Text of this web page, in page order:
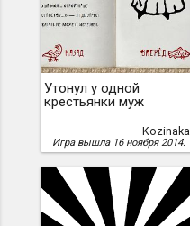
Утонул у одной
крестьянки муж
Kozinaka
Игра вышла 16 ноября 2014.